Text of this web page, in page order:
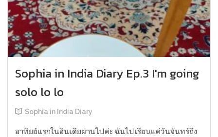
Sophia in India Diary Ep.3 I'm going
solo lo lo
Sophia in India Diary
อาทิยย์แรกในอินเดียผ่านไปค่ะ ฉันไปเรียนแค่วันจันทร์ถึง